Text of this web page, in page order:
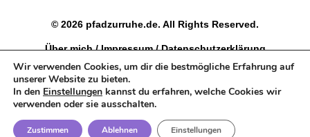
© 2026 pfadzurruhe.de. All Rights Reserved.
Über mich/Impressum/Datenschutzerklärung
Als Teilnehmer an verschiedenen Partnerprogrammen
bekomme, ich eine kleine Provision für jeden Kauf über
einen meiner Links, ohne das für dich ein Aufpreis entsteht.
Wir verwenden Cookies, um dir die bestmögliche Erfahrung auf
unserer Website zu bieten.
In den Einstellungen kannst du erfahren, welche Cookies wir
verwenden oder sie ausschalten.
Zustimmen Ablehnen Einstellungen